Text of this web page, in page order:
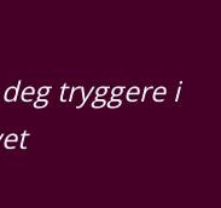
tryggere i